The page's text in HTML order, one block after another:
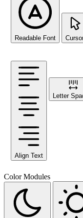
Readable Font
Align Text
Letter
Color Modules